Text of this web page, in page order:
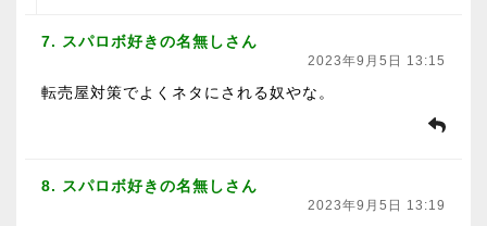
7. スパロボ好きの名無しさん
2023年9月5日 13:15
転売屋対策でよくネタにされる奴やな。
8. スパロボ好きの名無しさん
2023年9月5日 13:19